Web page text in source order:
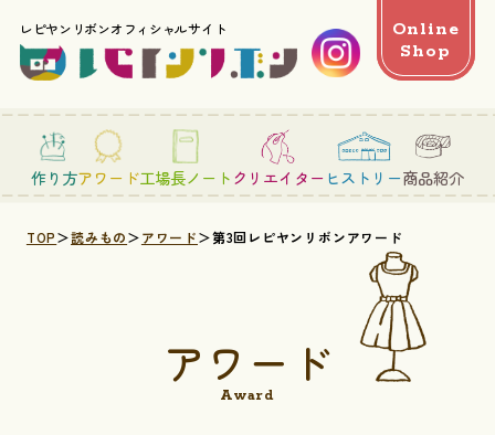
レピヤンリボンオフィシャルサイト
Online
Shop
作り方アワード工場長ノート クリエイターヒストリー商品紹介
TOP 読みもの アワード 第3回レピヤンリボンアワード
アワード
Award